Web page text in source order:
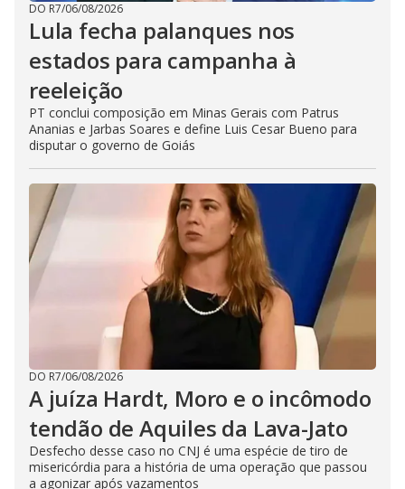
DO R7/06/08/2026
Lula fecha palanques nos
estados para campanha à
reeleição
PT conclui composição em Minas Gerais com Patrus
Ananias e Jarbas Soares e define Luis Cesar Bueno para
disputar o governo de Goiás
DO R7/06/08/2026
A juíza Hardt, Moro e o incômodo
tendão de Aquiles da Lava-Jato
Desfecho desse caso no CNJ é uma espécie de tiro de
misericórdia para a história de uma operação que passou
a agonizar após vazamentos